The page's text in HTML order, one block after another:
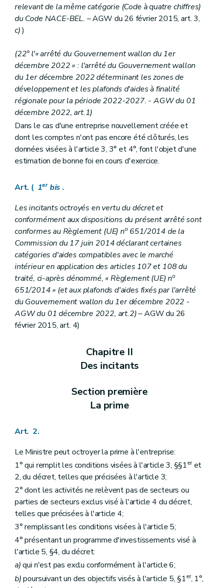
relevant de la même catégorie (Code à quatre chiffres)
du Code NACE-BEL. – AGW du 26 février 2015, art. 3,
c))
(22° l'« arrêté du Gouvernement wallon du 1er
décembre 2022 » : l'arrêté du Gouvernement wallon
du 1er décembre 2022 déterminant les zones de
développement et les plafonds d'aides à finalité
régionale pour la période 2022-2027. - AGW du 01
décembre 2022, art.1)
Dans le cas d'une entreprise nouvellement créée et
dont les comptes n'ont pas encore été clôturés, les
données visées à l'article 3, 3° et 4°, font l'objet d'une
estimation de bonne foi en cours d'exercice.
Art. ( 1er bis .
Les incitants octroyés en vertu du décret et
conformément aux dispositions du présent arrêté sont
conformes au Règlement (UE) no 651/2014 de la
Commission du 17 juin 2014 déclarant certaines
catégories d'aides compatibles avec le marché
intérieur en application des articles 107 et 108 du
traité, ci-après dénommé, « Règlement (UE) no
651/2014 » (et aux plafonds d'aides fixés par l'arrêté
du Gouvernement wallon du 1er décembre 2022 -
AGW du 01 décembre 2022, art.2)– AGW du 26
février 2015, art. 4)
Chapitre II
Des incitants
Section première
La prime
Art. 2.
Le Ministre peut octroyer la prime à l'entreprise:
1° qui remplit les conditions visées à l'article 3, §§1eret
2, du décret, telles que précisées à l'article 3;
2° dont les activités ne relèvent pas de secteurs ou
parties de secteurs exclus visé à l'article 4 du décret,
telles que précisées à l'article 4;
3° remplissant les conditions visées à l'article 5;
4° présentant un programme d'investissements visé à
l'article 5, §4, du décret:
a)qui n'est pas exclu conformément à l'article 6;
b)poursuivant un des objectifs visés à l'article 5, §1er, 1°,